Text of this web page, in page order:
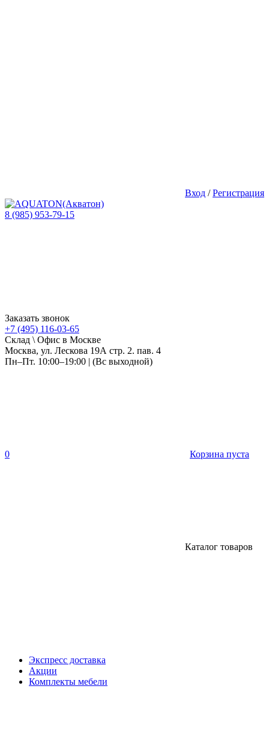
Вход /Регистрация
8 (985) 953-79-15
Заказать звонок
+7 (495) 116-03-65
Склад \ Офис в Москве
Москва, ул. Лескова 19А стр. 2. пав. 4
Пн–Пт. 10:00–19:00 | (Вс выходной)
0 Корзина пуста
Каталог товаров
Экспресс доставка
Акции
Комплекты мебели